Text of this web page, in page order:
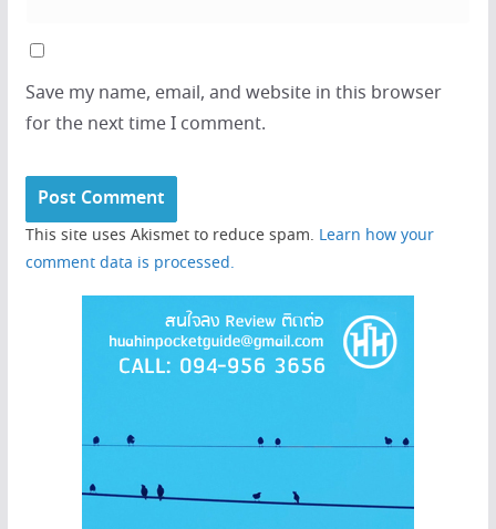
Save my name, email, and website in this browser
for the next time I comment.
This site uses Akismet to reduce spam. Learn how your
comment data is processed.